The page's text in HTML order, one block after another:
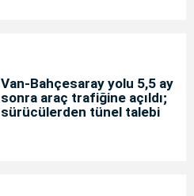
Van-Bahçesaray yolu 5,5 ay
sonra araç trafiğine açıldı;
sürücülerden tünel talebi